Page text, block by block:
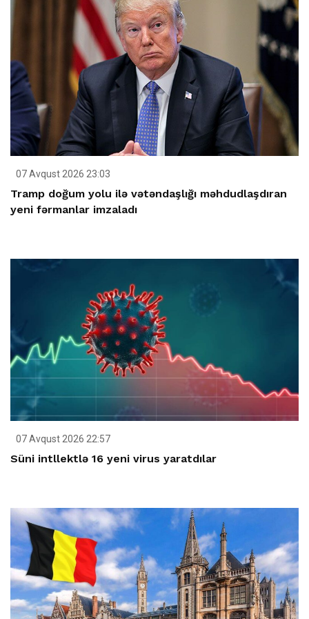
07 Avqust 2026 23:03
Tramp doğum yolu ilə vətəndaşlığı məhdudlaşdıran
yeni fərmanlar imzaladı
07 Avqust 2026 22:57
Süni intllektlə 16 yeni virus yaratdılar